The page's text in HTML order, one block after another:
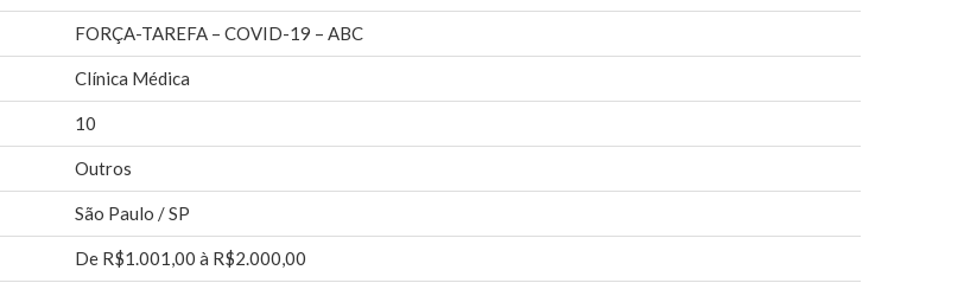
FORÇA-TAREFA – COVID-19 – ABC
Clínica Médica
10
Outros
São Paulo / SP
De R$1.001,00 à R$2.000,00